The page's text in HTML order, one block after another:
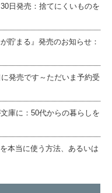
日発売：捨てにくいものを
貯まる』発売のお知らせ：
発売です～ただいま予約受
庫に：50代からの暮らしを
本当に使う方法、あるいは